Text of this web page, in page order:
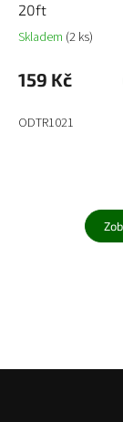
20ft
Skladem (2 ks)
159 Kč
ODTR1021